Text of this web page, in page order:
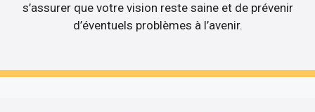
s’assurer que votre vision reste saine et de prévenir
d’éventuels problèmes à l’avenir.